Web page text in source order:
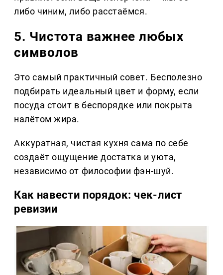
либо чиним, либо расстаёмся.
5. Чистота важнее любых
символов
Это самый практичный совет. Бесполезно
подбирать идеальный цвет и форму, если
посуда стоит в беспорядке или покрыта
налётом жира.
Аккуратная, чистая кухня сама по себе
создаёт ощущение достатка и уюта,
независимо от философии фэн-шуй.
Как навести порядок: чек-лист
ревизии